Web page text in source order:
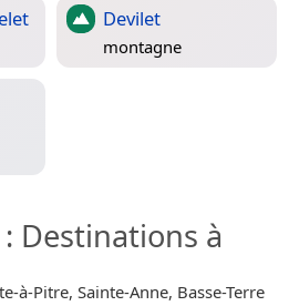
Devilet
montagne
: Destinations à
à-Pitre, Sainte-Anne, Basse-Terre